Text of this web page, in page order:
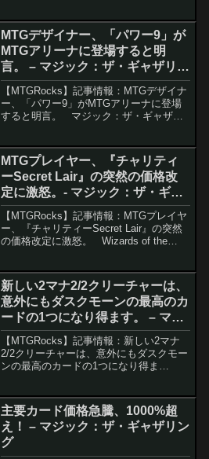
ドを手に入れる方法もあります。特に、
今回紹介す...
MTGデザイナー、「パワー9」が
MTGアリーナに登場すると明
言。 – マジック：ザ・ギャザリン
グ
【MTGRocks】記事情報：MTGデザイナ
ー、「パワー9」がMTGアリーナに登場
すると明言。 マジック：ザ・ギャザリ
「星景」に注目が集まっています。特に
今回は、ゲ...
MTGプレイヤー、『チャリティ
ーSecret Lair』の突然の価格改
定に激怒。- マジック：ザ・ギャ
ザリング
【MTGRocks】記事情報：MTGプレイヤ
ー、『チャリティーSecret Lair』の突然
の価格改定に激怒。 Wizards of the
テ...
新しい2マナ2/2クリーチャーは、
意外にもダスクモーンの最高のカ
ードの1つになり得ます。 – マジ
ック：ザ・ギャザリング
【MTGRocks】記事情報：新しい2マナ
2/2クリーチャーは、意外にもダスクモー
ンの最高のカードの1つになり得ま
が今後のメタで注目され始めています。
特に「剃刀族...
主要カード価格急騰、1000%超
え！ – マジック：ザ・ギャザリン
グ